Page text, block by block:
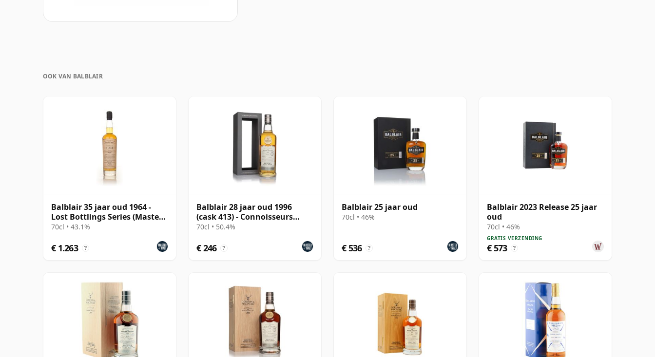
OOK VAN BALBLAIR
Balblair 35 jaar oud 1964 -
Lost Bottlings Series (Master
of Malt)
70cl • 43.1%
€ 1.263 ?
Balblair 28 jaar oud 1996
(cask 413) - Connoisseurs
Choice
70cl • 50.4%
€ 246 ?
Balblair 25 jaar oud
70cl • 46%
€ 536 ?
Balblair 2023 Release 25 jaar
oud
70cl • 46%
GRATIS VERZENDING
€ 573 ?